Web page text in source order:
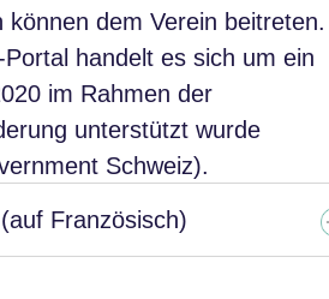
können dem Verein beitreten.
handelt es sich um ein
im Rahmen der
unterstützt wurde
Schweiz).
Französisch)